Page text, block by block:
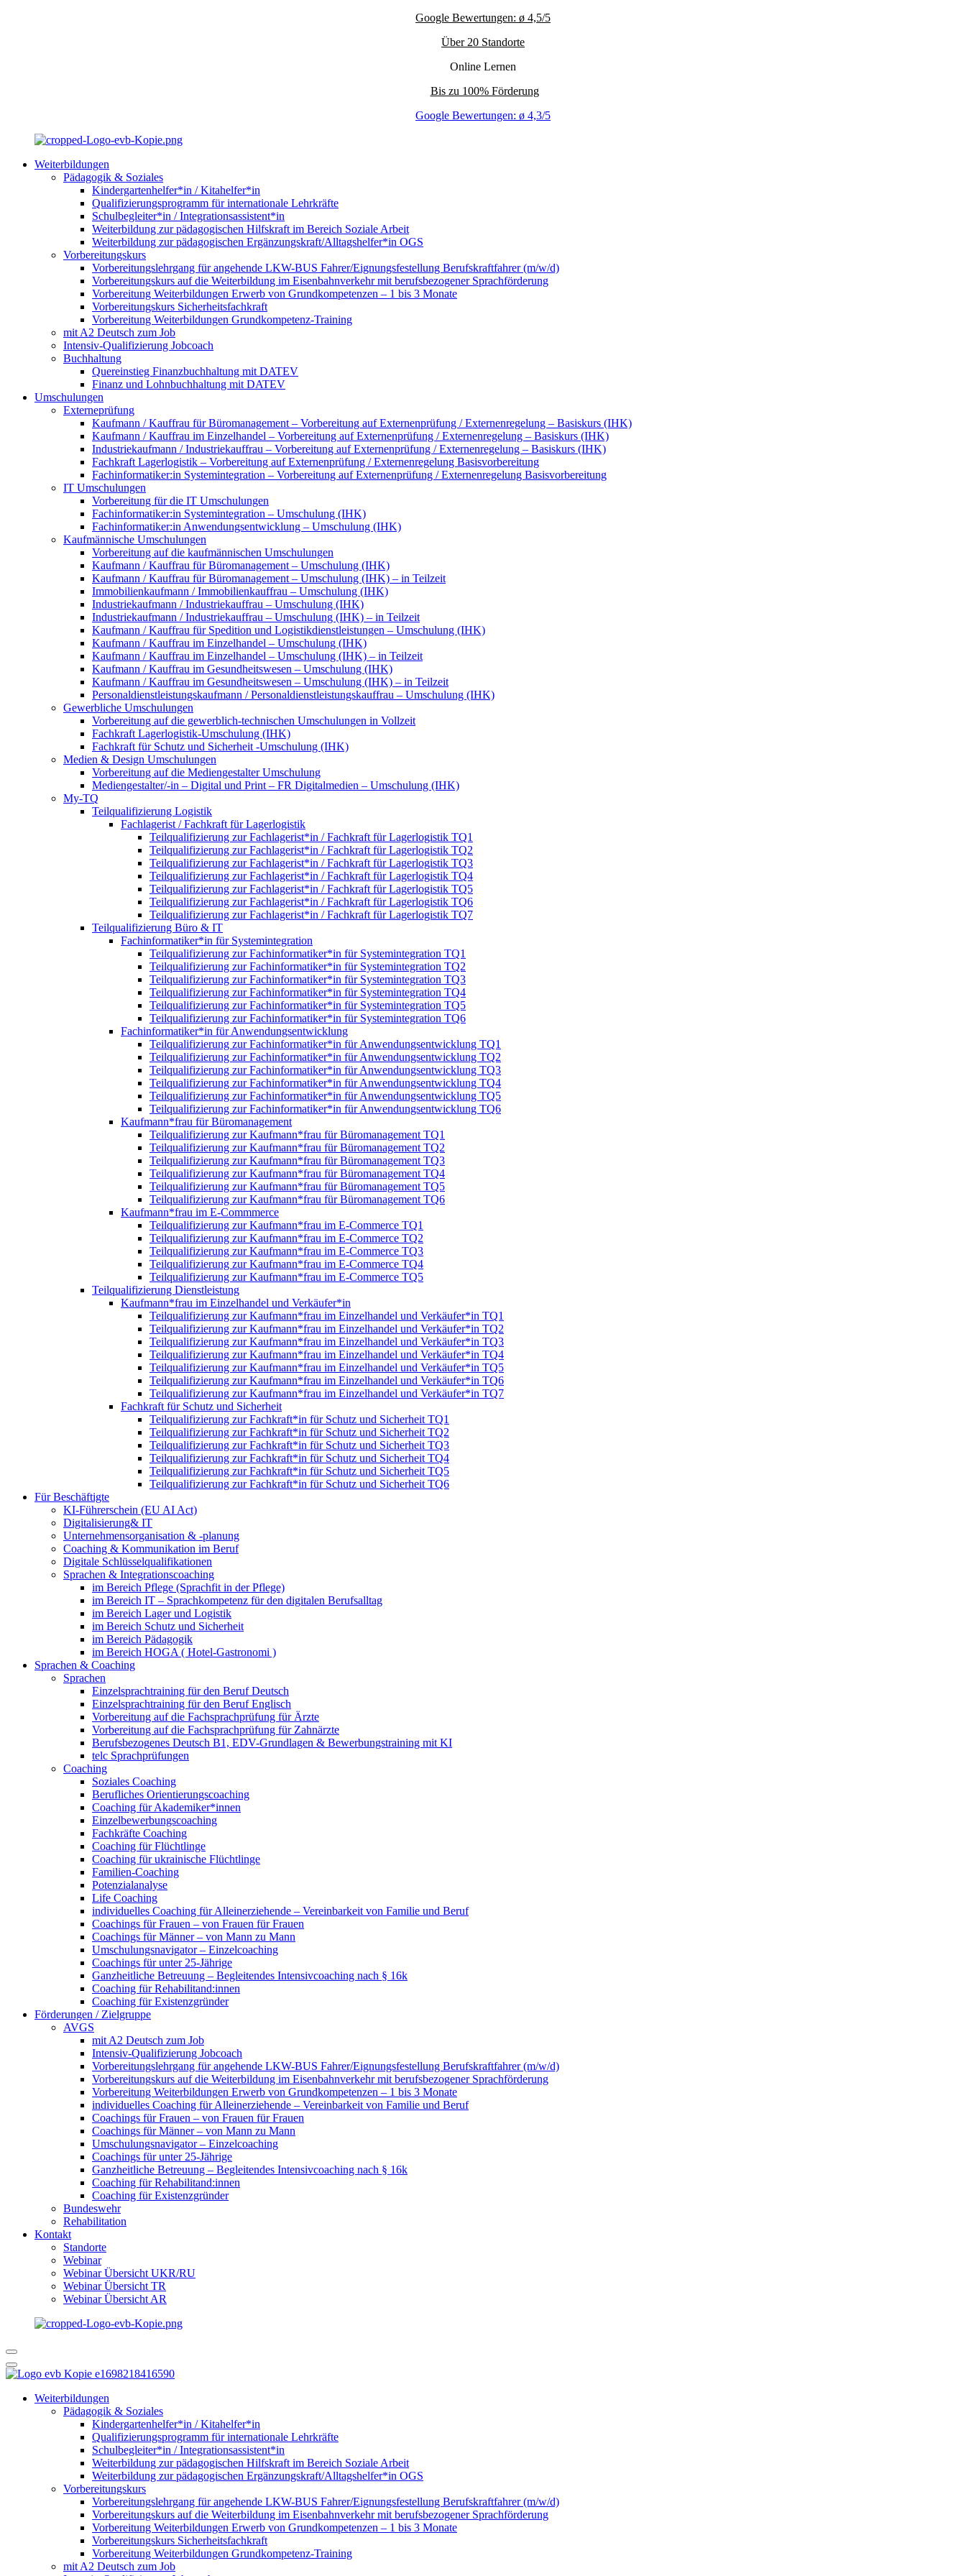
Google Bewertungen: ø 4,5/5
Über 20 Standorte
Online Lernen
Bis zu 100% Förderung
Google Bewertungen: ø 4,3/5
Weiterbildungen
Pädagogik & Soziales
Kindergartenhelfer*in / Kitahelfer*in
Qualifizierungsprogramm für internationale Lehrkräfte
Schulbegleiter*in / Integrationsassistent*in
Weiterbildung zur pädagogischen Hilfskraft im Bereich Soziale Arbeit
Weiterbildung zur pädagogischen Ergänzungskraft/Alltagshelfer*in OGS
Vorbereitungskurs
Vorbereitungslehrgang für angehende LKW-BUS Fahrer/Eignungsfestellung Berufskraftfahrer (m/w/d)
Vorbereitungskurs auf die Weiterbildung im Eisenbahnverkehr mit berufsbezogener Sprachförderung
Vorbereitung Weiterbildungen Erwerb von Grundkompetenzen – 1 bis 3 Monate
Vorbereitungskurs Sicherheitsfachkraft
Vorbereitung Weiterbildungen Grundkompetenz-Training
mit A2 Deutsch zum Job
Intensiv-Qualifizierung Jobcoach
Buchhaltung
Quereinstieg Finanzbuchhaltung mit DATEV
Finanz und Lohnbuchhaltung mit DATEV
Umschulungen
Externeprüfung
Kaufmann / Kauffrau für Büromanagement – Vorbereitung auf Externenprüfung / Externenregelung – Basiskurs (IHK)
Kaufmann / Kauffrau im Einzelhandel – Vorbereitung auf Externenprüfung / Externenregelung – Basiskurs (IHK)
Industriekaufmann / Industriekauffrau – Vorbereitung auf Externenprüfung / Externenregelung – Basiskurs (IHK)
Fachkraft Lagerlogistik – Vorbereitung auf Externenprüfung / Externenregelung Basisvorbereitung
Fachinformatiker:in Systemintegration – Vorbereitung auf Externenprüfung / Externenregelung Basisvorbereitung
IT Umschulungen
Vorbereitung für die IT Umschulungen
Fachinformatiker:in Systemintegration – Umschulung (IHK)
Fachinformatiker:in Anwendungsentwicklung – Umschulung (IHK)
Kaufmännische Umschulungen
Vorbereitung auf die kaufmännischen Umschulungen
Kaufmann / Kauffrau für Büromanagement – Umschulung (IHK)
Kaufmann / Kauffrau für Büromanagement – Umschulung (IHK) – in Teilzeit
Immobilienkaufmann / Immobilienkauffrau – Umschulung (IHK)
Industriekaufmann / Industriekauffrau – Umschulung (IHK)
Industriekaufmann / Industriekauffrau – Umschulung (IHK) – in Teilzeit
Kaufmann / Kauffrau für Spedition und Logistikdienstleistungen – Umschulung (IHK)
Kaufmann / Kauffrau im Einzelhandel – Umschulung (IHK)
Kaufmann / Kauffrau im Einzelhandel – Umschulung (IHK) – in Teilzeit
Kaufmann / Kauffrau im Gesundheitswesen – Umschulung (IHK)
Kaufmann / Kauffrau im Gesundheitswesen – Umschulung (IHK) – in Teilzeit
Personaldienstleistungskaufmann / Personaldienstleistungskauffrau – Umschulung (IHK)
Gewerbliche Umschulungen
Vorbereitung auf die gewerblich-technischen Umschulungen in Vollzeit
Fachkraft Lagerlogistik-Umschulung (IHK)
Fachkraft für Schutz und Sicherheit -Umschulung (IHK)
Medien & Design Umschulungen
Vorbereitung auf die Mediengestalter Umschulung
Mediengestalter/-in – Digital und Print – FR Digitalmedien – Umschulung (IHK)
My-TQ
Teilqualifizierung Logistik
Fachlagerist / Fachkraft für Lagerlogistik
Teilqualifizierung zur Fachlagerist*in / Fachkraft für Lagerlogistik TQ1
Teilqualifizierung zur Fachlagerist*in / Fachkraft für Lagerlogistik TQ2
Teilqualifizierung zur Fachlagerist*in / Fachkraft für Lagerlogistik TQ3
Teilqualifizierung zur Fachlagerist*in / Fachkraft für Lagerlogistik TQ4
Teilqualifizierung zur Fachlagerist*in / Fachkraft für Lagerlogistik TQ5
Teilqualifizierung zur Fachlagerist*in / Fachkraft für Lagerlogistik TQ6
Teilqualifizierung zur Fachlagerist*in / Fachkraft für Lagerlogistik TQ7
Teilqualifizierung Büro & IT
Fachinformatiker*in für Systemintegration
Teilqualifizierung zur Fachinformatiker*in für Systemintegration TQ1
Teilqualifizierung zur Fachinformatiker*in für Systemintegration TQ2
Teilqualifizierung zur Fachinformatiker*in für Systemintegration TQ3
Teilqualifizierung zur Fachinformatiker*in für Systemintegration TQ4
Teilqualifizierung zur Fachinformatiker*in für Systemintegration TQ5
Teilqualifizierung zur Fachinformatiker*in für Systemintegration TQ6
Fachinformatiker*in für Anwendungsentwicklung
Teilqualifizierung zur Fachinformatiker*in für Anwendungsentwicklung TQ1
Teilqualifizierung zur Fachinformatiker*in für Anwendungsentwicklung TQ2
Teilqualifizierung zur Fachinformatiker*in für Anwendungsentwicklung TQ3
Teilqualifizierung zur Fachinformatiker*in für Anwendungsentwicklung TQ4
Teilqualifizierung zur Fachinformatiker*in für Anwendungsentwicklung TQ5
Teilqualifizierung zur Fachinformatiker*in für Anwendungsentwicklung TQ6
Kaufmann*frau für Büromanagement
Teilqualifizierung zur Kaufmann*frau für Büromanagement TQ1
Teilqualifizierung zur Kaufmann*frau für Büromanagement TQ2
Teilqualifizierung zur Kaufmann*frau für Büromanagement TQ3
Teilqualifizierung zur Kaufmann*frau für Büromanagement TQ4
Teilqualifizierung zur Kaufmann*frau für Büromanagement TQ5
Teilqualifizierung zur Kaufmann*frau für Büromanagement TQ6
Kaufmann*frau im E-Commmerce
Teilqualifizierung zur Kaufmann*frau im E-Commerce TQ1
Teilqualifizierung zur Kaufmann*frau im E-Commerce TQ2
Teilqualifizierung zur Kaufmann*frau im E-Commerce TQ3
Teilqualifizierung zur Kaufmann*frau im E-Commerce TQ4
Teilqualifizierung zur Kaufmann*frau im E-Commerce TQ5
Teilqualifizierung Dienstleistung
Kaufmann*frau im Einzelhandel und Verkäufer*in
Teilqualifizierung zur Kaufmann*frau im Einzelhandel und Verkäufer*in TQ1
Teilqualifizierung zur Kaufmann*frau im Einzelhandel und Verkäufer*in TQ2
Teilqualifizierung zur Kaufmann*frau im Einzelhandel und Verkäufer*in TQ3
Teilqualifizierung zur Kaufmann*frau im Einzelhandel und Verkäufer*in TQ4
Teilqualifizierung zur Kaufmann*frau im Einzelhandel und Verkäufer*in TQ5
Teilqualifizierung zur Kaufmann*frau im Einzelhandel und Verkäufer*in TQ6
Teilqualifizierung zur Kaufmann*frau im Einzelhandel und Verkäufer*in TQ7
Fachkraft für Schutz und Sicherheit
Teilqualifizierung zur Fachkraft*in für Schutz und Sicherheit TQ1
Teilqualifizierung zur Fachkraft*in für Schutz und Sicherheit TQ2
Teilqualifizierung zur Fachkraft*in für Schutz und Sicherheit TQ3
Teilqualifizierung zur Fachkraft*in für Schutz und Sicherheit TQ4
Teilqualifizierung zur Fachkraft*in für Schutz und Sicherheit TQ5
Teilqualifizierung zur Fachkraft*in für Schutz und Sicherheit TQ6
Für Beschäftigte
KI-Führerschein (EU AI Act)
Digitalisierung& IT
Unternehmensorganisation & ‑planung
Coaching & Kommunikation im Beruf
Digitale Schlüsselqualifikationen
Sprachen & Integrationscoaching
im Bereich Pflege (Sprachfit in der Pflege)
im Bereich IT – Sprachkompetenz für den digitalen Berufsalltag
im Bereich Lager und Logistik
im Bereich Schutz und Sicherheit
im Bereich Pädagogik
im Bereich HOGA ( Hotel-Gastronomi )
Sprachen & Coaching
Sprachen
Einzelsprachtraining für den Beruf Deutsch
Einzelsprachtraining für den Beruf Englisch
Vorbereitung auf die Fachsprachprüfung für Ärzte
Vorbereitung auf die Fachsprachprüfung für Zahnärzte
Berufsbezogenes Deutsch B1, EDV-Grundlagen & Bewerbungstraining mit KI
telc Sprachprüfungen
Coaching
Soziales Coaching
Berufliches Orientierungscoaching
Coaching für Akademiker*innen
Einzelbewerbungscoaching
Fachkräfte Coaching
Coaching für Flüchtlinge
Coaching für ukrainische Flüchtlinge
Familien-Coaching
Potenzialanalyse
Life Coaching
individuelles Coaching für Alleinerziehende – Vereinbarkeit von Familie und Beruf
Coachings für Frauen – von Frauen für Frauen
Coachings für Männer – von Mann zu Mann
Umschulungsnavigator – Einzelcoaching
Coachings für unter 25-Jährige
Ganzheitliche Betreuung – Begleitendes Intensivcoaching nach § 16k
Coaching für Rehabilitand:innen
Coaching für Existenzgründer
Förderungen / Zielgruppe
AVGS
mit A2 Deutsch zum Job
Intensiv-Qualifizierung Jobcoach
Vorbereitungslehrgang für angehende LKW-BUS Fahrer/Eignungsfestellung Berufskraftfahrer (m/w/d)
Vorbereitungskurs auf die Weiterbildung im Eisenbahnverkehr mit berufsbezogener Sprachförderung
Vorbereitung Weiterbildungen Erwerb von Grundkompetenzen – 1 bis 3 Monate
individuelles Coaching für Alleinerziehende – Vereinbarkeit von Familie und Beruf
Coachings für Frauen – von Frauen für Frauen
Coachings für Männer – von Mann zu Mann
Umschulungsnavigator – Einzelcoaching
Coachings für unter 25-Jährige
Ganzheitliche Betreuung – Begleitendes Intensivcoaching nach § 16k
Coaching für Rehabilitand:innen
Coaching für Existenzgründer
Bundeswehr
Rehabilitation
Kontakt
Standorte
Webinar
Webinar Übersicht UKR/RU
Webinar Übersicht TR
Webinar Übersicht AR
Weiterbildungen
Pädagogik & Soziales
Kindergartenhelfer*in / Kitahelfer*in
Qualifizierungsprogramm für internationale Lehrkräfte
Schulbegleiter*in / Integrationsassistent*in
Weiterbildung zur pädagogischen Hilfskraft im Bereich Soziale Arbeit
Weiterbildung zur pädagogischen Ergänzungskraft/Alltagshelfer*in OGS
Vorbereitungskurs
Vorbereitungslehrgang für angehende LKW-BUS Fahrer/Eignungsfestellung Berufskraftfahrer (m/w/d)
Vorbereitungskurs auf die Weiterbildung im Eisenbahnverkehr mit berufsbezogener Sprachförderung
Vorbereitung Weiterbildungen Erwerb von Grundkompetenzen – 1 bis 3 Monate
Vorbereitungskurs Sicherheitsfachkraft
Vorbereitung Weiterbildungen Grundkompetenz-Training
mit A2 Deutsch zum Job